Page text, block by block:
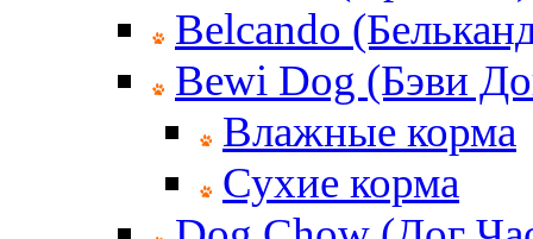
Belcando
Bewi Dog (Бэви
Влажные корма
Сухие корма